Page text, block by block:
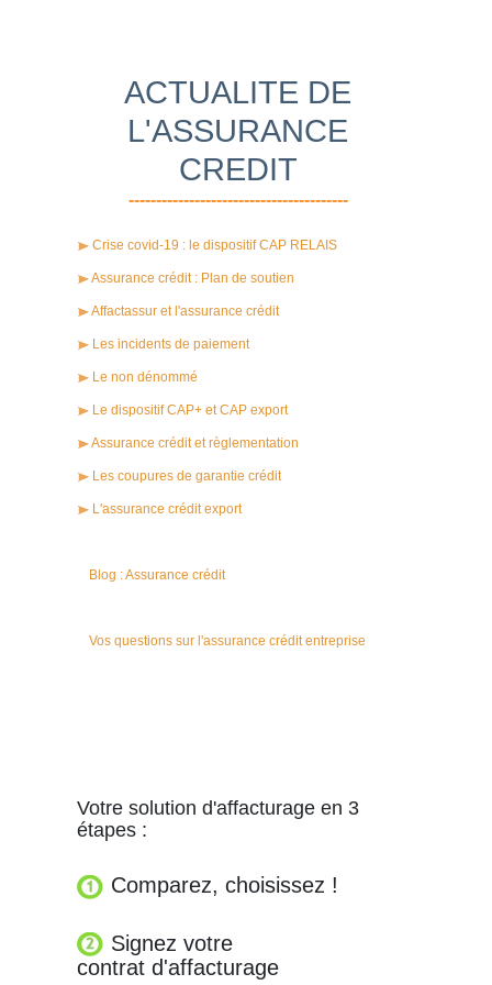
ACTUALITE DE
L'ASSURANCE
CREDIT
----------------------------------------
Crise covid-19 : le dispositif CAP RELAIS
Assurance crédit : Plan de soutien
Affactassur et l'assurance crédit
Les incidents de paiement
Le non dénommé
Le dispositif CAP+ et CAP export
Assurance crédit et règlementation
Les coupures de garantie crédit
L'assurance crédit export
Blog : Assurance crédit
Vos questions sur l'assurance crédit entreprise
Votre solution d'affacturage en 3
étapes :
Comparez, choisissez !
Signez votre
contrat d'affacturage